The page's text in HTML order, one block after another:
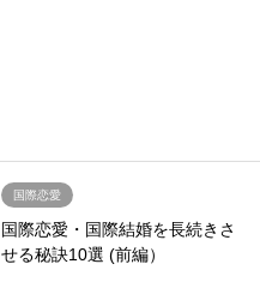
国際恋愛
国際恋愛・国際結婚を長続きさ
せる秘訣10選 (前編）